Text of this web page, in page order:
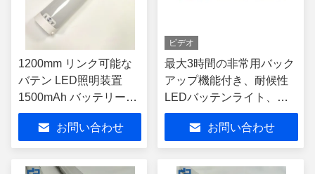
1200mm リンク可能な
バテン LED照明装置
1500mAh バッテリーと
モーションセンサー
お問い合わせ
ビデオ
最大3時間の非常用バック
アップ機能付き、耐候性
LEDバッテンライト、
CCT 3000K/4000K/6000K
色温度可変お問い合わせ